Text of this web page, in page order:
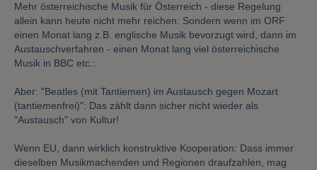
Mehr österreichische Musik für Österreich - diese Regelung
allein kann heute nicht mehr reichen: Sondern wenn im ORF
einen Monat lang z.B. englische Musik bevorzugt wird, dann im
Austauschverfahren - einen Monat lang viel österreichische
Musik in BBC etc.:
Aber: "Beatles (mit Tantiemen) im Austausch gegen Mozart
(tantiemenfrei)": Das zählt dann sicher nicht wieder als
"Austausch" von Kultur!
Wenn EU, dann wirklich konstruktive Kooperation: Dass immer
dieselben Musikmachenden und Regionen draufzahlen, mag